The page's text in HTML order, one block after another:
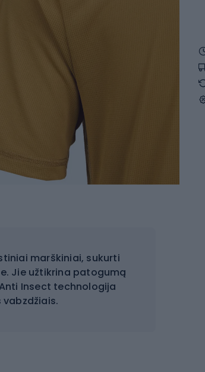
marškiniai, sukurti
Jie užtikrina patogumą
Insect technologija